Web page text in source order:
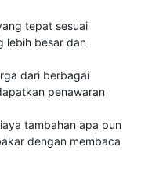
tepat sesuai
lebih besar dan
dari berbagai
penawaran
tambahan apa pun
dengan membaca